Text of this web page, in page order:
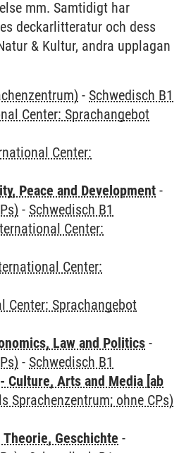
mm. Samtidigt har
deckarlitteratur och dess
& Kultur, andra upplagan
- Schwedisch B1
Center: Sprachangebot
Center:
Peace and Development -
- Schwedisch B1
Center:
Center:
Center: Sprachangebot
Law and Politics -
- Schwedisch B1
Culture, Arts and Media [ab
Sprachenzentrum; ohne CPs)
Geschichte -